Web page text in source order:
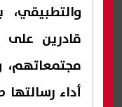
قادرين
مجتمعاتهم،
أداء